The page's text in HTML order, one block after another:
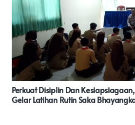
Kades Liang Banir Meninggal Dunia.